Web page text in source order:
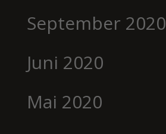
September 2020
Juni 2020
Mai 2020